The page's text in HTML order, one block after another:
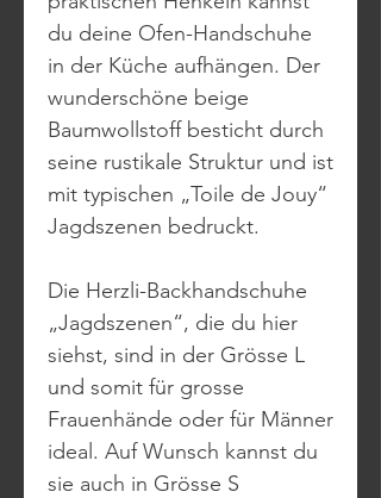
du deine Ofen-Handschuhe
in der Küche aufhängen. Der
wunderschöne beige
Baumwollstoff besticht durch
seine rustikale Struktur und ist
mit typischen „Toile de Jouy“
Jagdszenen bedruckt.
Die Herzli-Backhandschuhe
„Jagdszenen“, die du hier
siehst, sind in der Grösse L
und somit für grosse
Frauenhände oder für Männer
ideal. Auf Wunsch kannst du
sie auch in Grösse S